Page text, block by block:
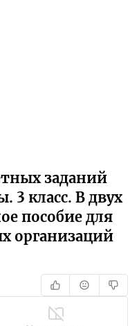
заданий
3 класс. В двух
пособие для
организаций